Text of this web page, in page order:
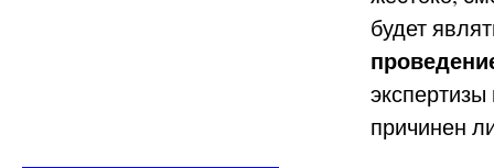
будет
причинен